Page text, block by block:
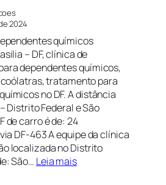
2024
químicos
– DF, clínica de
dependentes químicos,
tratamento para
no DF. A distância
Distrito Federal e São
de carro é de: 24
DF-463 A equipe da clínica
localizada no Distrito
São… Leia mais: